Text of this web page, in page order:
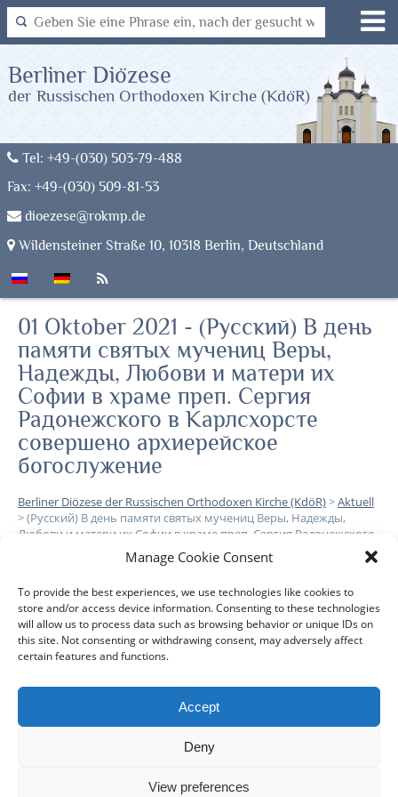
Manage Cookie Consent
To provide the best experiences, we use technologies like cookies to
store and/or access device information. Consenting to these technologies
will allow us to process data such as browsing behavior or unique IDs on
this site. Not consenting or withdrawing consent, may adversely affect
certain features and functions.
Accept
Deny
View preferences
Tel: +49-(030) 503-79-488
Fax: +49-(030) 509-81-53
dioezese@rokmp.de
Wildensteiner Straße 10, 10318 Berlin, Deutschland
Berliner Diözese
der Russischen Orthodoxen Kirche (KdöR)
01 Oktober 2021 - (Русский) В день
памяти святых мучениц Веры,
Надежды, Любови и матери их
Софии в храме преп. Сергия
Радонежского в Карлсхорсте
совершено архиерейское
богослужение
Berliner Diözese der Russischen Orthodoxen Kirche (KdöR)>Aktuell
>(Русский) В день памяти святых мучениц Веры, Надежды,
Любови и матери их Софии в храме преп. Сергия Радонежского
в Карлсхорсте совершено архиерейское богослужение
Leider ist der Eintrag nur aufРусскийverfügbar.
DIÖZESE IMPRESSUM